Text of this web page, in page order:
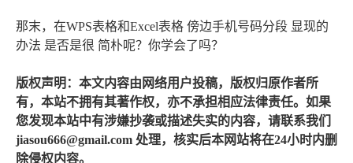
那末，在WPS表格和Excel表格 傍边手机号码分段 显现的
办法 是否是很 简朴呢？你学会了吗？
版权声明：本文内容由网络用户投稿，版权归原作者所
有，本站不拥有其著作权，亦不承担相应法律责任。如果
您发现本站中有涉嫌抄袭或描述失实的内容，请联系我们
jiasou666@gmail.com 处理，核实后本网站将在24小时内删
除侵权内容。